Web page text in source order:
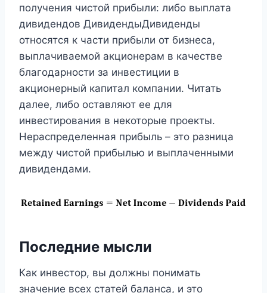
получения чистой прибыли: либо выплата
дивидендов ДивидендыДивиденды
относятся к части прибыли от бизнеса,
выплачиваемой акционерам в качестве
благодарности за инвестиции в
акционерный капитал компании. Читать
далее, либо оставляют ее для
инвестирования в некоторые проекты.
Нераспределенная прибыль – это разница
между чистой прибылью и выплаченными
дивидендами.
Последние мысли
Как инвестор, вы должны понимать
значение всех статей баланса, и это